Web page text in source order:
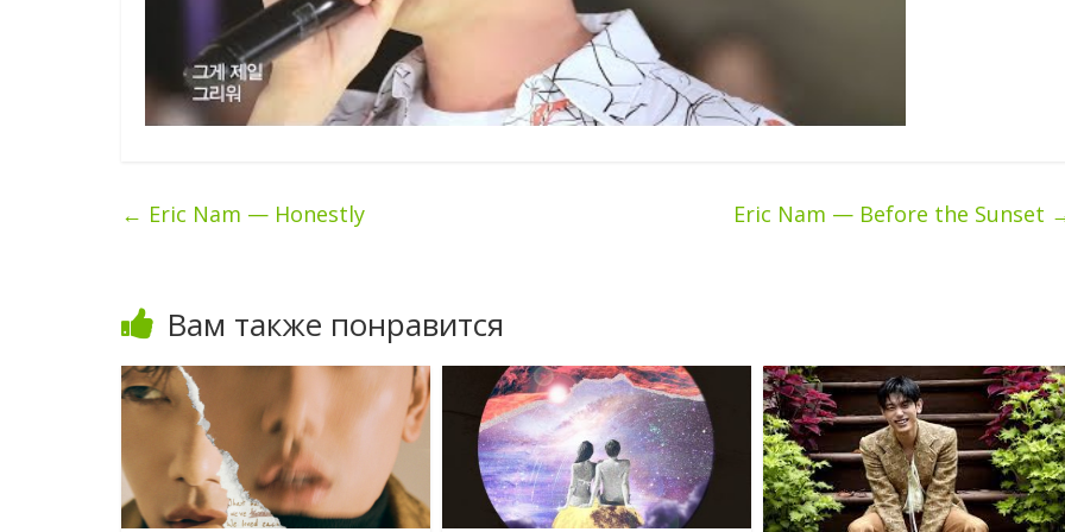
← Eric Nam — Honestly Eric Nam — Before the Sunset
Вам также понравится